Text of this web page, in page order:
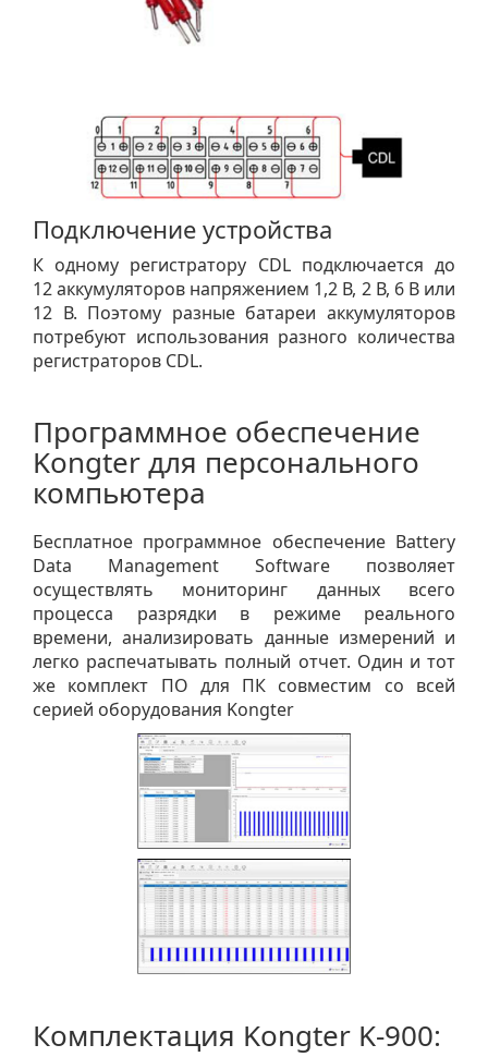
Подключение устройства
К одному регистратору CDL подключается до
12 аккумуляторов напряжением 1,2 В, 2 В, 6 В или
12 В. Поэтому разные батареи аккумуляторов
потребуют использования разного количества
регистраторов CDL.
Программное обеспечение
Kongter для персонального
компьютера
Бесплатное программное обеспечение Battery
Data Management Software позволяет
осуществлять мониторинг данных всего
процесса разрядки в режиме реального
времени, анализировать данные измерений и
легко распечатывать полный отчет. Один и тот
же комплект ПО для ПК совместим со всей
серией оборудования Kongter
Комплектация Kongter K-900: